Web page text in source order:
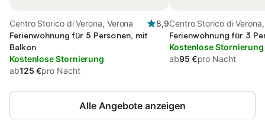
Centro Storico di Verona, Verona
8,9
Ferienwohnung für 5 Personen, mit
Balkon
Kostenlose Stornierung
ab125 €pro Nacht
Centro Storico di
Ferienwohnung für 3
Kostenlose Stornierung
ab95 €pro Nacht
Alle Angebote anzeigen